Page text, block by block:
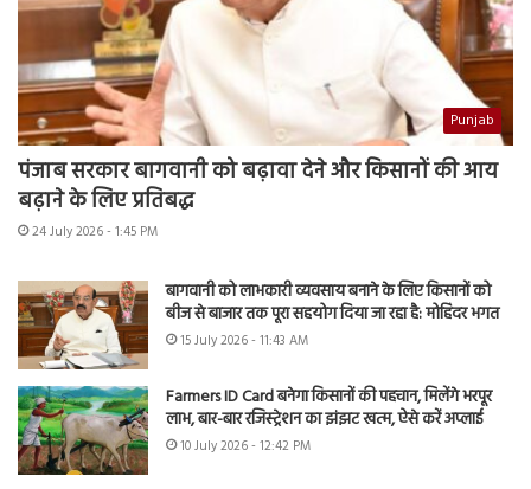
Punjab
पंजाब सरकार बागवानी को बढ़ावा देने और किसानों की आय
बढ़ाने के लिए प्रतिबद्ध
24 July 2026 - 1:45 PM
बागवानी को लाभकारी व्यवसाय बनाने के लिए किसानों को
बीज से बाजार तक पूरा सहयोग दिया जा रहा है: मोहिंदर भगत
15 July 2026 - 11:43 AM
Farmers ID Card बनेगा किसानों की पहचान, मिलेंगे भरपूर
लाभ, बार-बार रजिस्ट्रेशन का झंझट खत्म, ऐसे करें अप्लाई
10 July 2026 - 12:42 PM